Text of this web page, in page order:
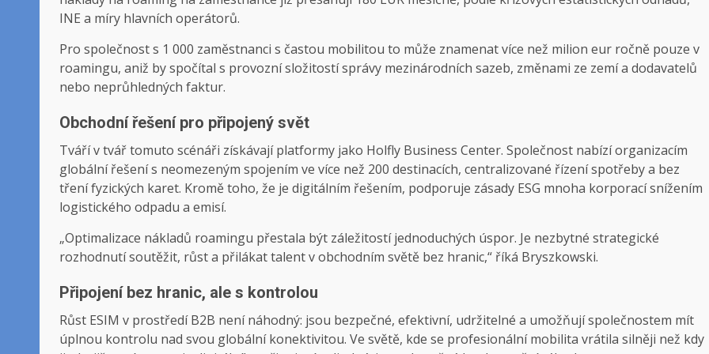
INE a míry hlavních operátorů.
Pro společnost s 1 000 zaměstnanci s častou mobilitou to může znamenat více než milion eur ročně pouze v
roamingu, aniž by spočítal s provozní složitostí správy mezinárodních sazeb, změnami ze zemí a dodavatelů
nebo neprůhledných faktur.
Obchodní řešení pro připojený svět
Tváří v tvář tomuto scénáři získávají platformy jako Holfly Business Center. Společnost nabízí organizacím
globální řešení s neomezeným spojením ve více než 200 destinacích, centralizované řízení spotřeby a bez
tření fyzických karet. Kromě toho, že je digitálním řešením, podporuje zásady ESG mnoha korporací snížením
logistického odpadu a emisí.
„Optimalizace nákladů roamingu přestala být záležitostí jednoduchých úspor. Je nezbytné strategické
rozhodnutí soutěžit, růst a přilákat talent v obchodním světě bez hranic,“ říká Bryszkowski.
Připojení bez hranic, ale s kontrolou
Růst ESIM v prostředí B2B není náhodný: jsou bezpečné, efektivní, udržitelné a umožňují společnostem mít
úplnou kontrolu nad svou globální konektivitou. Ve světě, kde se profesionální mobilita vrátila silněji než kdy